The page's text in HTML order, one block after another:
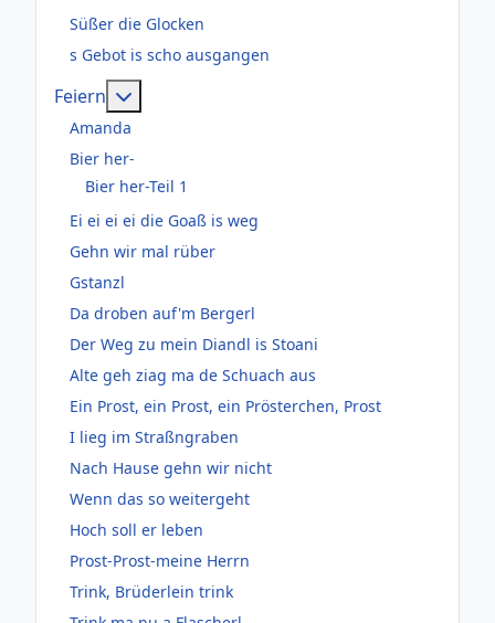
Süßer die Glocken
s Gebot is scho ausgangen
Feiern
Amanda
Bier her-
Bier her-Teil 1
Ei ei ei ei die Goaß is weg
Gehn wir mal rüber
Gstanzl
Da droben auf'm Bergerl
Der Weg zu mein Diandl is Stoani
Alte geh ziag ma de Schuach aus
Ein Prost, ein Prost, ein Prösterchen, Prost
I lieg im Straßngraben
Nach Hause gehn wir nicht
Wenn das so weitergeht
Hoch soll er leben
Prost-Prost-meine Herrn
Trink, Brüderlein trink